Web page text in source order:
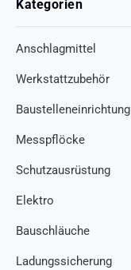
Kategorien
Anschlagmittel
Werkstattzubehör
Baustelleneinrichtung
Messpflöcke
Schutzausrüstung
Elektro
Bauschläuche
Ladungssicherung